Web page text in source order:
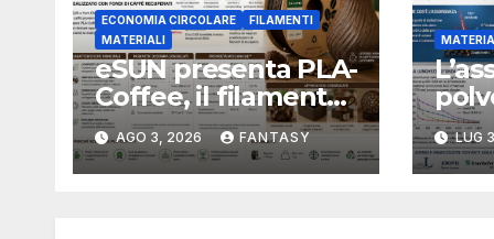
ECONOMIA CIRCOLARE
FILAMENTI
MATERIALI
eSUN presenta PLA-
Coffee, il filamento
per stampa 3D
sviluppato con
fondi di caffè
AGO 3, 2026 FANTASY LUG